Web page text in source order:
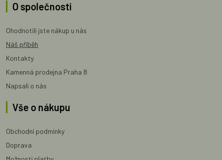
O společnosti
Ohodnotili jste nákup u nás
Náš příběh
Kontakty
Kamenná prodejna Praha 8
Napsali o nás
Vše o nákupu
Obchodní podmínky
Doprava